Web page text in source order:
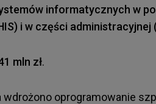
informatycznych w
i w części administracyjnej
mln zł.
wdrożono oprogramowanie